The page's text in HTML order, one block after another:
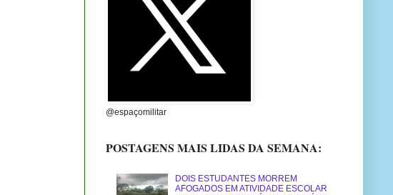
@espaçomilitar
POSTAGENS MAIS LIDAS DA SEMANA:
DOIS ESTUDANTES MORREM
AFOGADOS EM ATIVIDADE ESCOLAR